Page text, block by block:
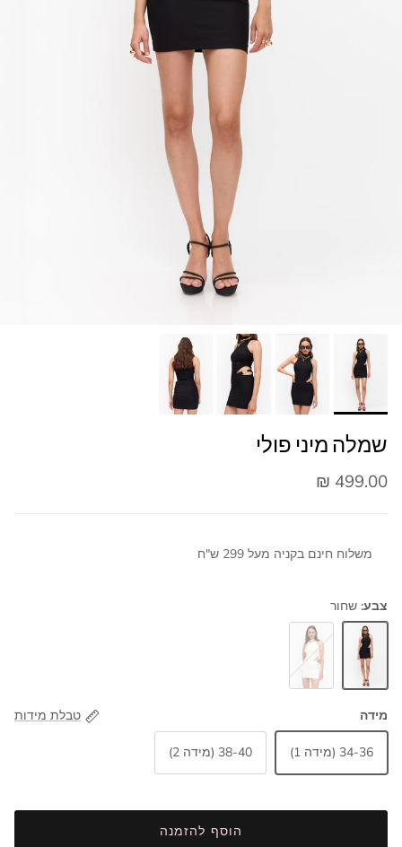
שמלה מיני פולי
499.00 ₪
משלוח חינם בקניה מעל 299 ש"ח
צבע: שחור
שחור
מידה
טבלת מידות
34-36 (מידה 1) 38-40 (מידה 2)
הוסף להזמנה